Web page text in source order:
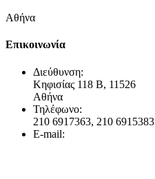
Αθήνα
Επικοινωνία
Διεύθυνση:
Κηφισίας 118 Β, 11526
Αθήνα
Τηλέφωνο:
210 6917363, 210 6915383
E-mail: